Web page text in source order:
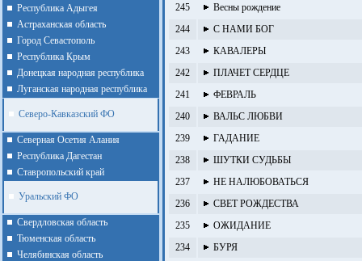
Республика Адыгея
Астраханская область
Город Севастополь
Республика Крым
Донецкая народная республика
Луганская народная республика
Северо-Кавказский ФО
Северная Осетия Алания
Республика Дагестан
Ставропольский край
Уральский ФО
Cвердловская область
Тюменская область
Челябинская область
245
Весны рождение
244
С НАМИ БОГ
243
КАВАЛЕРЫ
242
ПЛАЧЕТ СЕРДЦЕ
241
ФЕВРАЛЬ
240
ВАЛЬС ЛЮБВИ
239
ГАДАНИЕ
238
ШУТКИ СУДЬБЫ
237
НЕ НАЛЮБОВАТЬСЯ
236
СВЕТ РОЖДЕСТВА
235
ОЖИДАНИЕ
234
БУРЯ